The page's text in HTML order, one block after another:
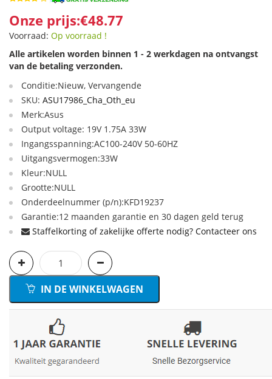
Onze prijs:€48.77
Voorraad: Op voorraad !
Alle artikelen worden binnen 1 - 2 werkdagen na ontvangst
van de betaling verzonden.
Conditie:Nieuw, Vervangende
SKU: ASU17986_Cha_Oth_eu
Merk:Asus
Output voltage: 19V 1.75A 33W
Ingangsspanning:AC100-240V 50-60HZ
Uitgangsvermogen:33W
Kleur:NULL
Grootte:NULL
Onderdeelnummer (p/n):KFD19237
Garantie:12 maanden garantie en 30 dagen geld terug
Staffelkorting of zakelijke offerte nodig? Contacteer ons
IN DE WINKELWAGEN